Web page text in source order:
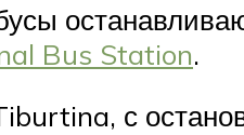
Bus Station.
с